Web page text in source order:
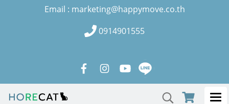
Email : marketing@happymove.co.th
0914901555